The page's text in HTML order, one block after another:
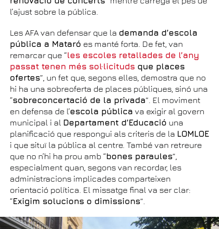
l’ajust sobre la pública.
Les AFA van defensar que la demanda d’escola
pública a Mataró es manté forta. De fet, van
remarcar que “les escoles retallades de l’any
passat tenen més sol·licituds que places
ofertes”, un fet que, segons elles, demostra que no
hi ha una sobreoferta de places públiques, sinó una
“sobreconcertació de la privada”. El moviment
en defensa de l’escola pública va exigir al govern
municipal i al Departament d’Educació una
planificació que respongui als criteris de la LOMLOE
i que situï la pública al centre. També van retreure
que no n’hi ha prou amb “bones paraules”,
especialment quan, segons van recordar, les
administracions implicades comparteixen
orientació política. El missatge final va ser clar:
“Exigim solucions o dimissions”.